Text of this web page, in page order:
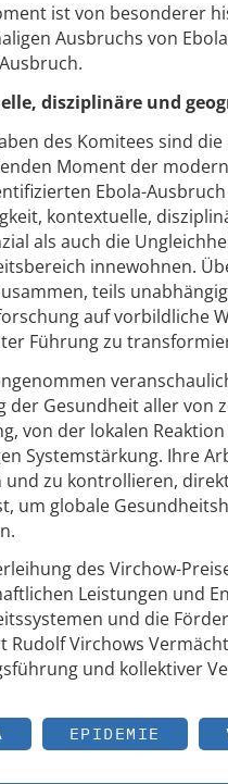
ist von besonderer
Ausbruchs von
disziplinäre und
des Komitees sind
Moment der
Ebola-
kontextuelle,
als auch die
innewohnen.
teils
auf vorbildliche
Führung zu
der Gesundheit aller von
von der lokalen
Systemstärkung. Ihre
und zu kontrollieren,
um globale
des Virchow-
Leistungen und
und die
Rudolf Virchows
und kollektiver
EPIDEMIE